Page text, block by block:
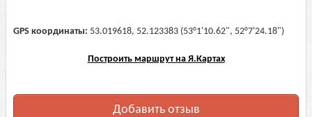
GPS координаты: 53.019618, 52.123383 (53°1'10.62", 52°7'24.18")
Построить маршрут на Я.Картах
Добавить отзыв